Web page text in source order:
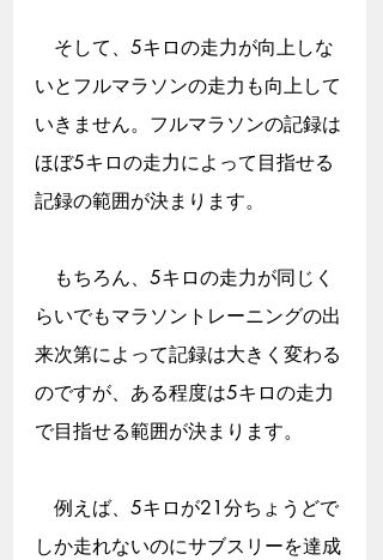
そして、5キロの走力が向上しな
いとフルマラソンの走力も向上して
いきません。フルマラソンの記録は
ほぼ5キロの走力によって目指せる
記録の範囲が決まります。
もちろん、5キロの走力が同じく
らいでもマラソントレーニングの出
来次第によって記録は大きく変わる
のですが、ある程度は5キロの走力
で目指せる範囲が決まります。
例えば、5キロが21分ちょうどで
しか走れないのにサブスリーを達成